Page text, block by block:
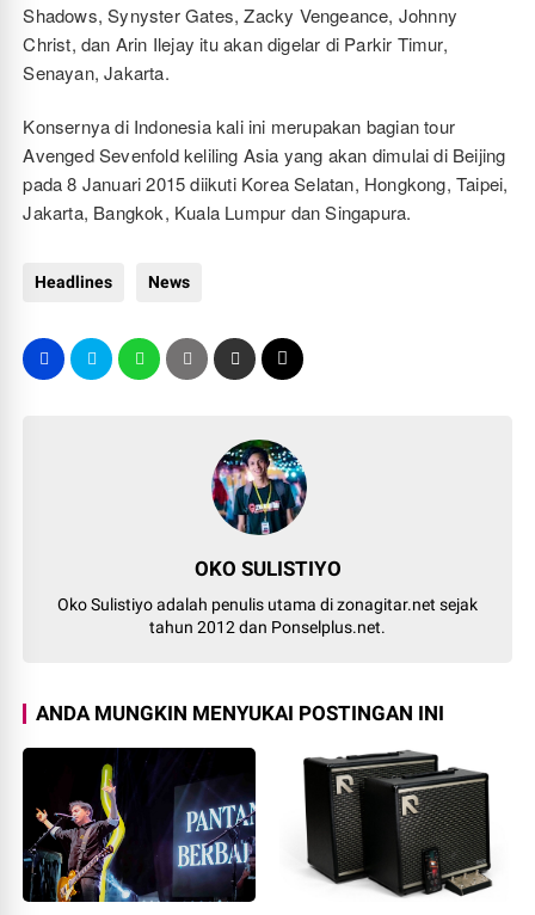
Shadows, Synyster Gates, Zacky Vengeance, Johnny
Christ, dan Arin Ilejay itu akan digelar di Parkir Timur,
Senayan, Jakarta.
Konsernya di Indonesia kali ini merupakan bagian tour
Avenged Sevenfold keliling Asia yang akan dimulai di Beijing
pada 8 Januari 2015 diikuti Korea Selatan, Hongkong, Taipei,
Jakarta, Bangkok, Kuala Lumpur dan Singapura.
Headlines News
OKO SULISTIYO
Oko Sulistiyo adalah penulis utama di zonagitar.net sejak
tahun 2012 dan Ponselplus.net.
ANDA MUNGKIN MENYUKAI POSTINGAN INI